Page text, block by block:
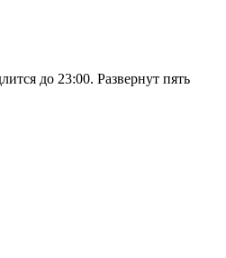
до 23:00. Развернут пять